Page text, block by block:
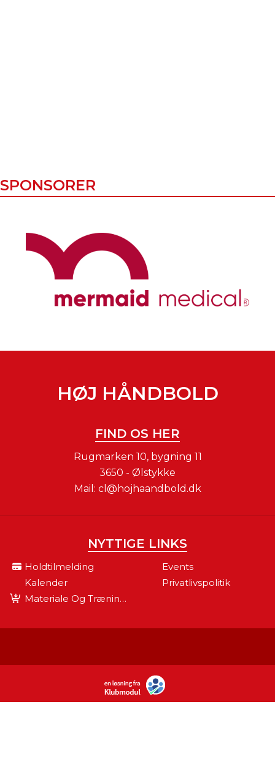
SPONSORER
HØJ HÅNDBOLD
FIND OS HER
Rugmarken 10, bygning 11
3650 - Ølstykke
Mail: cl@hojhaandbold.dk
NYTTIGE LINKS
Holdtilmelding
Events
Kalender
Privatlivspolitik
Materiale Og Træningsudstyr